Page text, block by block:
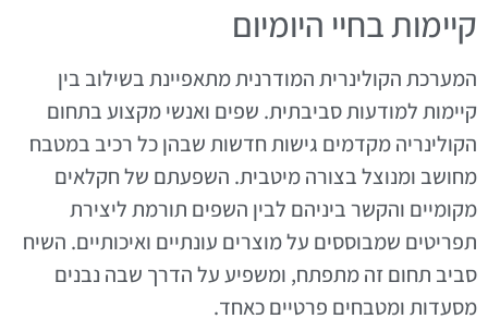
קיימות בחיי היומיום
המערכת הקולינרית המודרנית מתאפיינת בשילוב בין
קיימות למודעות סביבתית. שפים ואנשי מקצוע בתחום
הקולינריה מקדמים גישות חדשות שבהן כל רכיב במטבח
מחושב ומנוצל בצורה מיטבית. השפעתם של חקלאים
מקומיים והקשר ביניהם לבין השפים תורמת ליצירת
תפריטים שמבוססים על מוצרים עונתיים ואיכותיים. השיח
סביב תחום זה מתפתח, ומשפיע על הדרך שבה נבנים
מסעדות ומטבחים פרטיים כאחד.